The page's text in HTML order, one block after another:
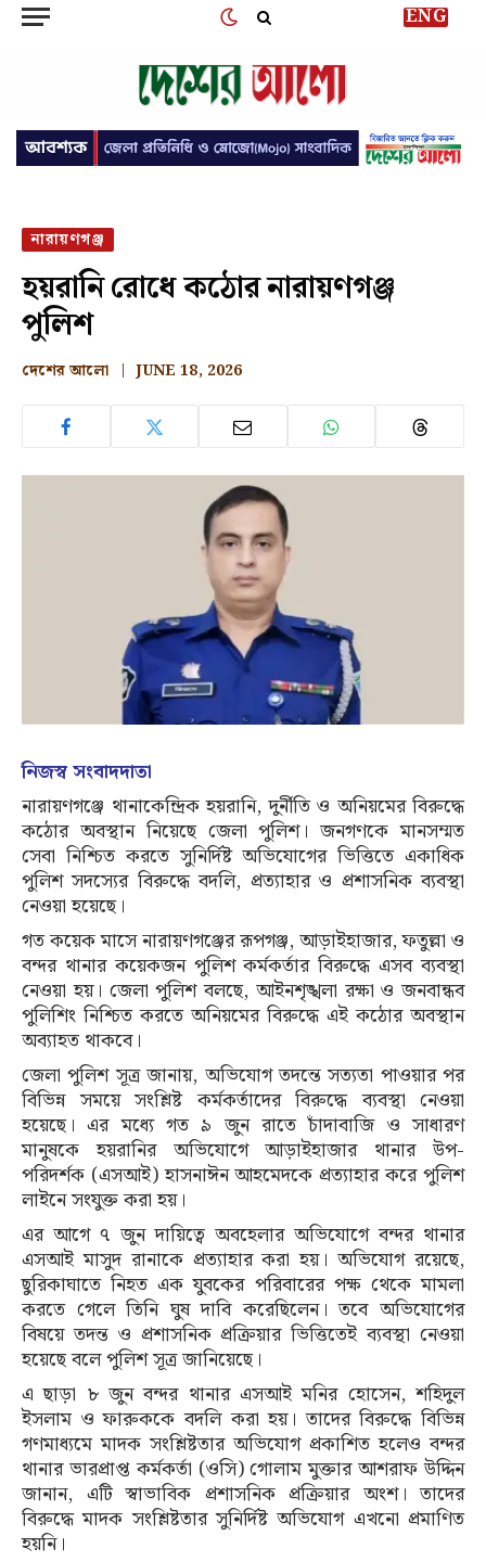
ENG
নারায়ণগঞ্জ
হয়রানি রোধে কঠোর নারায়ণগঞ্জ
পুলিশ
দেশের আলো JUNE 18, 2026
নিজস্ব সংবাদদাতা
নারায়ণগঞ্জে থানাকেন্দ্রিক হয়রানি, দুর্নীতি ও অনিয়মের বিরুদ্ধে
কঠোর অবস্থান নিয়েছে জেলা পুলিশ। জনগণকে মানসম্মত
সেবা নিশ্চিত করতে সুনির্দিষ্ট অভিযোগের ভিত্তিতে একাধিক
পুলিশ সদস্যের বিরুদ্ধে বদলি, প্রত্যাহার ও প্রশাসনিক ব্যবস্থা
নেওয়া হয়েছে।
গত কয়েক মাসে নারায়ণগঞ্জের রূপগঞ্জ, আড়াইহাজার, ফতুল্লা ও
বন্দর থানার কয়েকজন পুলিশ কর্মকর্তার বিরুদ্ধে এসব ব্যবস্থা
নেওয়া হয়। জেলা পুলিশ বলছে, আইনশৃঙ্খলা রক্ষা ও জনবান্ধব
পুলিশিং নিশ্চিত করতে অনিয়মের বিরুদ্ধে এই কঠোর অবস্থান
অব্যাহত থাকবে।
জেলা পুলিশ সূত্র জানায়, অভিযোগ তদন্তে সত্যতা পাওয়ার পর
বিভিন্ন সময়ে সংশ্লিষ্ট কর্মকর্তাদের বিরুদ্ধে ব্যবস্থা নেওয়া
হয়েছে। এর মধ্যে গত ৯ জুন রাতে চাঁদাবাজি ও সাধারণ
মানুষকে হয়রানির অভিযোগে আড়াইহাজার থানার উপ-
পরিদর্শক (এসআই) হাসনাঈন আহমেদকে প্রত্যাহার করে পুলিশ
লাইনে সংযুক্ত করা হয়।
এর আগে ৭ জুন দায়িত্বে অবহেলার অভিযোগে বন্দর থানার
এসআই মাসুদ রানাকে প্রত্যাহার করা হয়। অভিযোগ রয়েছে,
ছুরিকাঘাতে নিহত এক যুবকের পরিবারের পক্ষ থেকে মামলা
করতে গেলে তিনি ঘুষ দাবি করেছিলেন। তবে অভিযোগের
বিষয়ে তদন্ত ও প্রশাসনিক প্রক্রিয়ার ভিত্তিতেই ব্যবস্থা নেওয়া
হয়েছে বলে পুলিশ সূত্র জানিয়েছে।
এ ছাড়া ৮ জুন বন্দর থানার এসআই মনির হোসেন, শহিদুল
ইসলাম ও ফারুককে বদলি করা হয়। তাদের বিরুদ্ধে বিভিন্ন
গণমাধ্যমে মাদক সংশ্লিষ্টতার অভিযোগ প্রকাশিত হলেও বন্দর
থানার ভারপ্রাপ্ত কর্মকর্তা (ওসি) গোলাম মুক্তার আশরাফ উদ্দিন
জানান, এটি স্বাভাবিক প্রশাসনিক প্রক্রিয়ার অংশ। তাদের
বিরুদ্ধে মাদক সংশ্লিষ্টতার সুনির্দিষ্ট অভিযোগ এখনো প্রমাণিত
হয়নি।